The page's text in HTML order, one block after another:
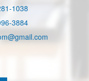
1038
3884